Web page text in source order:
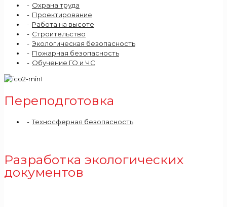
Охрана труда
Проектирование
Работа на высоте
Строительство
Экологическая безопасность
Пожарная безопасность
Обучение ГО и ЧС
Переподготовка
Техносферная безопасность
Разработка экологических
документов